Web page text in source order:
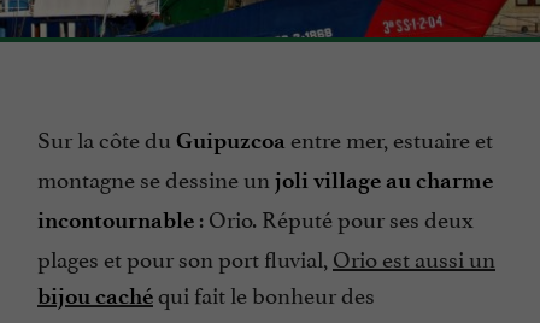
Sur la côte du Guipuzcoa entre mer, estuaire et
montagne se dessine un joli village au charme
incontournable : Orio. Réputé pour ses deux
plages et pour son port fluvial, Orio est aussi un
bijou cachéqui fait le bonheur des